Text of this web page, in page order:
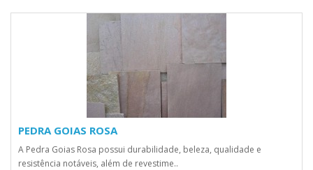
PEDRA GOIAS ROSA
A Pedra Goias Rosa possui durabilidade, beleza, qualidade e
resistência notáveis, além de revestime..